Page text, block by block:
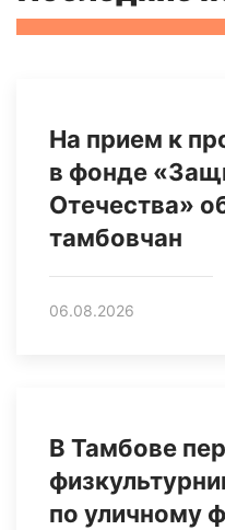
На прием к
в фонде
Отечества»
тамбовчан
06.08.2026
В Тамбове
по уличному